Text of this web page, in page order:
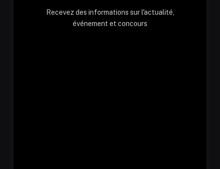
Recevez des informations sur l'actualité,
événement et concours